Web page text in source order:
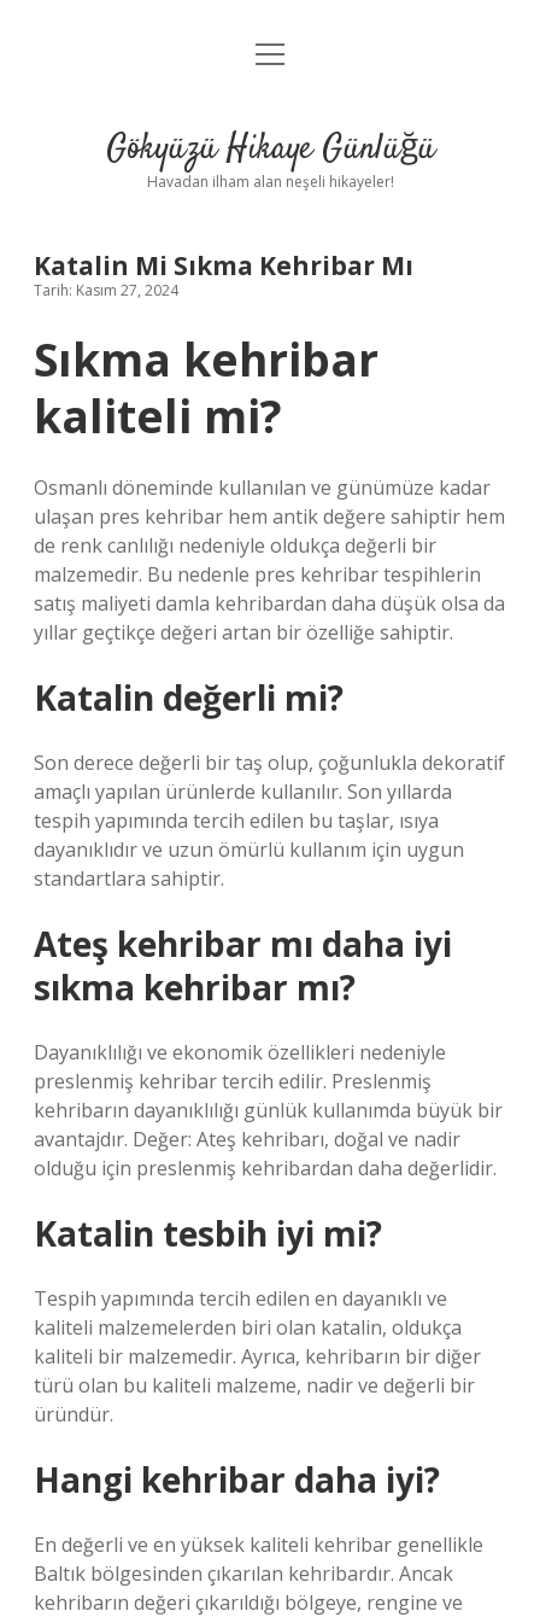
Anasayfa
Yasal Uyarı
menüyü
Gökyüzü Hikaye Günlüğü
Havadan ilham alan neşeli hikayeler!
Katalin Mi Sıkma Kehribar Mı
Tarih: Kasım 27, 2024
Sıkma kehribar
kaliteli mi?
Osmanlı döneminde kullanılan ve günümüze kadar
ulaşan pres kehribar hem antik değere sahiptir hem
de renk canlılığı nedeniyle oldukça değerli bir
malzemedir. Bu nedenle pres kehribar tespihlerin
satış maliyeti damla kehribardan daha düşük olsa da
yıllar geçtikçe değeri artan bir özelliğe sahiptir.
Katalin değerli mi?
Son derece değerli bir taş olup, çoğunlukla dekoratif
amaçlı yapılan ürünlerde kullanılır. Son yıllarda
tespih yapımında tercih edilen bu taşlar, ısıya
dayanıklıdır ve uzun ömürlü kullanım için uygun
standartlara sahiptir.
Ateş kehribar mı daha iyi
sıkma kehribar mı?
Dayanıklılığı ve ekonomik özellikleri nedeniyle
preslenmiş kehribar tercih edilir. Preslenmiş
kehribarın dayanıklılığı günlük kullanımda büyük bir
avantajdır. Değer: Ateş kehribarı, doğal ve nadir
olduğu için preslenmiş kehribardan daha değerlidir.
Katalin tesbih iyi mi?
Tespih yapımında tercih edilen en dayanıklı ve
kaliteli malzemelerden biri olan katalin, oldukça
kaliteli bir malzemedir. Ayrıca, kehribarın bir diğer
türü olan bu kaliteli malzeme, nadir ve değerli bir
üründür.
Hangi kehribar daha iyi?
En değerli ve en yüksek kaliteli kehribar genellikle
Baltık bölgesinden çıkarılan kehribardır. Ancak
kehribarın değeri çıkarıldığı bölgeye, rengine ve